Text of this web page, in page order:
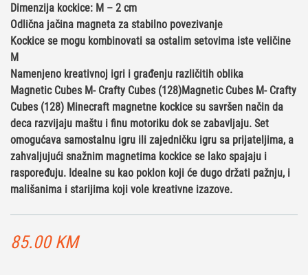
Dimenzija kockice: M – 2 cm
Odlična jačina magneta za stabilno povezivanje
Kockice se mogu kombinovati sa ostalim setovima iste veličine
M
Namenjeno kreativnoj igri i građenju različitih oblika
Magnetic Cubes M- Crafty Cubes (128)Magnetic Cubes M- Crafty
Cubes (128) Minecraft magnetne kockice su savršen način da
deca razvijaju maštu i finu motoriku dok se zabavljaju. Set
omogućava samostalnu igru ili zajedničku igru sa prijateljima, a
zahvaljujući snažnim magnetima kockice se lako spajaju i
raspoređuju. Idealne su kao poklon koji će dugo držati pažnju, i
mališanima i starijima koji vole kreativne izazove.
85.00 KM